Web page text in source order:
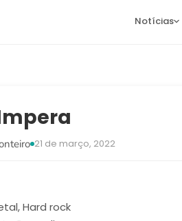
Notícias
21 de março, 2022
Hard rock